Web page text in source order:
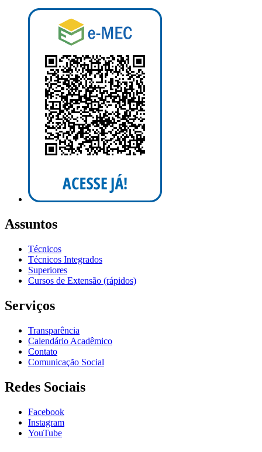
Assuntos
Técnicos
Técnicos Integrados
Superiores
Cursos de Extensão (rápidos)
Serviços
Transparência
Calendário Acadêmico
Contato
Comunicação Social
Redes Sociais
Facebook
Instagram
YouTube